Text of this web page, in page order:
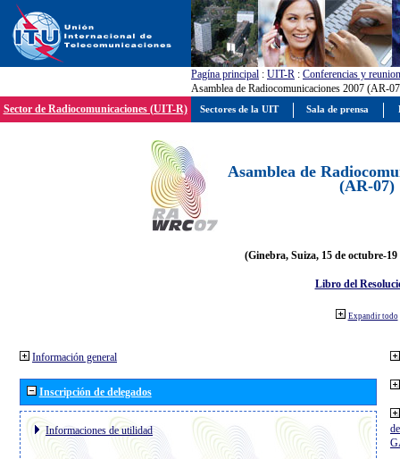
Pagína principal : UIT-R : Conferencias y
Asamblea de Radiocomunicaciones 2007 (AR-
Sector de Radiocomunicaciones (UIT-R)
Asamblea de
(AR-07)
(Ginebra, Suiza, 15 de octubre-19
Libro del
Expandir todo
Información general
Inscripción de delegados
Informaciones de utilidad
Sectores de la UIT Sala de prensa